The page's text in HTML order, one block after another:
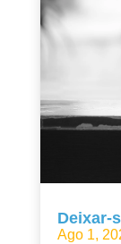
Deixar-
Ago 1,